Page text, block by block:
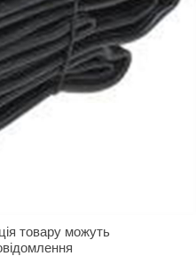
товару можуть